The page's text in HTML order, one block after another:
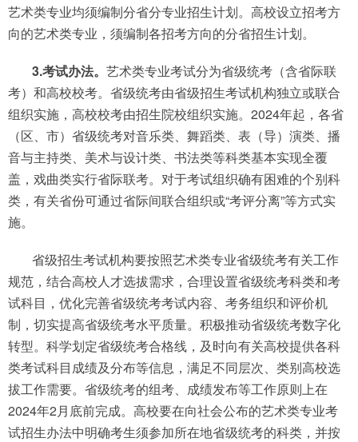
艺术类专业均须编制分省分专业招生计划。高校设立招考方
向的艺术类专业，须编制各招考方向的分省招生计划。
3.考试办法。 艺术类专业考试分为省级统考（含省际联
考）和高校校考。省级统考由省级招生考试机构独立或联合
组织实施，高校校考由招生院校组织实施。2024年起，各省
（区、市）省级统考对音乐类、舞蹈类、表（导）演类、播
音与主持类、美术与设计类、书法类等科类基本实现全覆
盖，戏曲类实行省际联考。对于考试组织确有困难的个别科
类，有关省份可通过省际间联合组织或“考评分离”等方式实
施。
省级招生考试机构要按照艺术类专业省级统考有关工作
规范，结合高校人才选拔需求，合理设置省级统考科类和考
试科目，优化完善省级统考考试内容、考务组织和评价机
制，切实提高省级统考水平质量。积极推动省级统考数字化
转型。科学划定省级统考合格线，及时向有关高校提供各科
类考试科目成绩及分布等信息，满足不同层次、类别高校选
拔工作需要。省级统考的组考、成绩发布等工作原则上在
2024年2月底前完成。高校要在向社会公布的艺术类专业考
试招生办法中明确考生须参加所在地省级统考的科类，并按